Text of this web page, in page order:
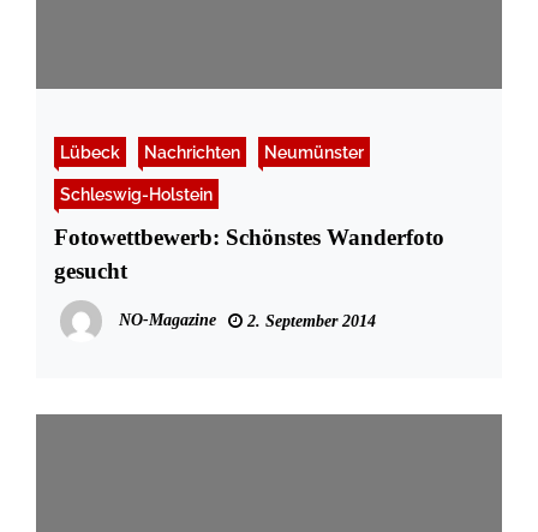
Lübeck Nachrichten Neumünster
Schleswig-Holstein
Fotowettbewerb: Schönstes Wanderfoto
gesucht
NO-Magazine 2. September 2014